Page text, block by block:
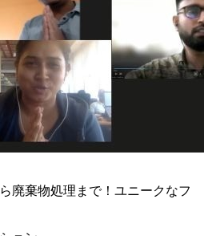
廃棄物処理まで！ユニークなフ